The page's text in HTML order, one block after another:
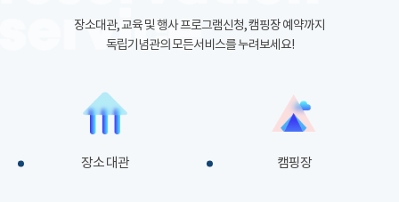
장소대관, 교육 및 행사 프로그램신청, 캠핑장 예약까지
독립기념관의 모든서비스를 누려보세요!
장소 대관 캠핑장